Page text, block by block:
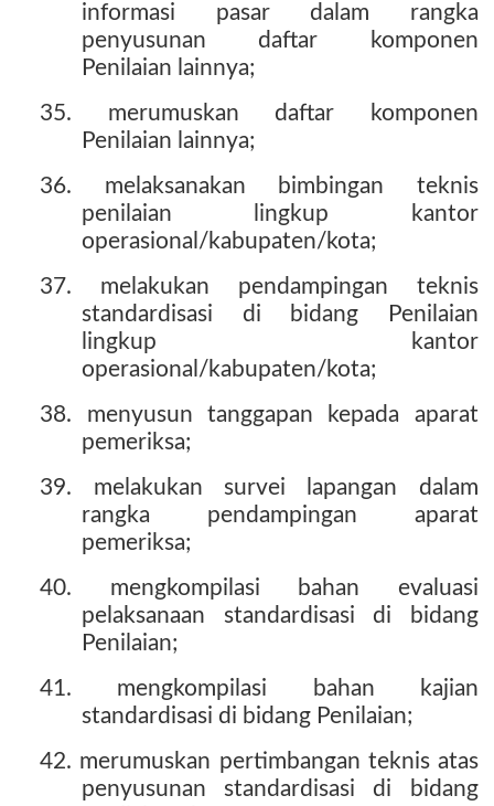
informasi pasar dalam rangka
penyusunan daftar komponen
Penilaian lainnya;
35. merumuskan daftar komponen
Penilaian lainnya;
36. melaksanakan bimbingan teknis
penilaian lingkup kantor
operasional/kabupaten/kota;
37. melakukan pendampingan teknis
standardisasi di bidang Penilaian
lingkup kantor
operasional/kabupaten/kota;
38. menyusun tanggapan kepada aparat
pemeriksa;
39. melakukan survei lapangan dalam
rangka pendampingan aparat
pemeriksa;
40. mengkompilasi bahan evaluasi
pelaksanaan standardisasi di bidang
Penilaian;
41. mengkompilasi bahan kajian
standardisasi di bidang Penilaian;
42. merumuskan pertimbangan teknis atas
penyusunan standardisasi di bidang